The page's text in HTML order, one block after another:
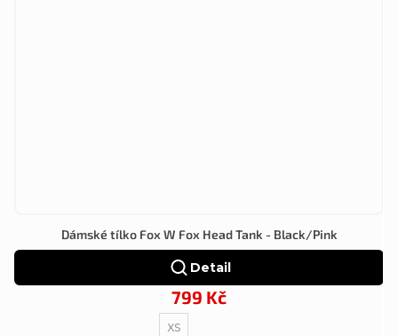
Dámské tílko Fox W Fox Head Tank - Black/Pink
799 Kč
Detail
XS